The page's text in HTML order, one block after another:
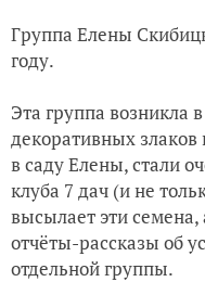
Группа Елены
году.
Эта группа возникла
декоративных
в саду Елены, стали
клуба 7 дач (и не
высылает эти
отчёты-рассказы об
отдельной группы.